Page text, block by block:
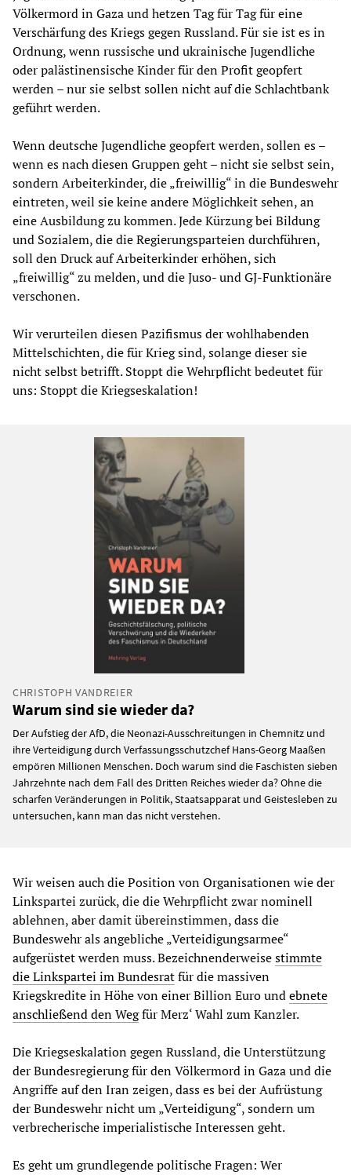
Völkermord in Gaza und hetzen Tag für Tag für eine
Verschärfung des Kriegs gegen Russland. Für sie ist es in
Ordnung, wenn russische und ukrainische Jugendliche
oder palästinensische Kinder für den Profit geopfert
werden – nur sie selbst sollen nicht auf die Schlachtbank
geführt werden.
Wenn deutsche Jugendliche geopfert werden, sollen es –
wenn es nach diesen Gruppen geht – nicht sie selbst sein,
sondern Arbeiterkinder, die „freiwillig“ in die Bundeswehr
eintreten, weil sie keine andere Möglichkeit sehen, an
eine Ausbildung zu kommen. Jede Kürzung bei Bildung
und Sozialem, die die Regierungsparteien durchführen,
soll den Druck auf Arbeiterkinder erhöhen, sich
„freiwillig“ zu melden, und die Juso- und GJ-Funktionäre
verschonen.
Wir verurteilen diesen Pazifismus der wohlhabenden
Mittelschichten, die für Krieg sind, solange dieser sie
nicht selbst betrifft. Stoppt die Wehrpflicht bedeutet für
uns: Stoppt die Kriegseskalation!
CHRISTOPH VANDREIER
Warum sind sie wieder da?
Der Aufstieg der AfD, die Neonazi-Ausschreitungen in Chemnitz und
ihre Verteidigung durch Verfassungsschutzchef Hans-Georg Maaßen
empören Millionen Menschen. Doch warum sind die Faschisten sieben
Jahrzehnte nach dem Fall des Dritten Reiches wieder da? Ohne die
scharfen Veränderungen in Politik, Staatsapparat und Geistesleben zu
untersuchen, kann man das nicht verstehen.
Wir weisen auch die Position von Organisationen wie der
Linkspartei zurück, die die Wehrpflicht zwar nominell
ablehnen, aber damit übereinstimmen, dass die
Bundeswehr als angebliche „Verteidigungsarmee“
aufgerüstet werden muss. Bezeichnenderweisestimmte
die Linkspartei im Bundesratfür die massiven
Kriegskredite in Höhe von einer Billion Euro undebnete
anschließend den Wegfür Merz‘ Wahl zum Kanzler.
Die Kriegseskalation gegen Russland, die Unterstützung
der Bundesregierung für den Völkermord in Gaza und die
Angriffe auf den Iran zeigen, dass es bei der Aufrüstung
der Bundeswehr nicht um „Verteidigung“, sondern um
verbrecherische imperialistische Interessen geht.
Es geht um grundlegende politische Fragen: Wer